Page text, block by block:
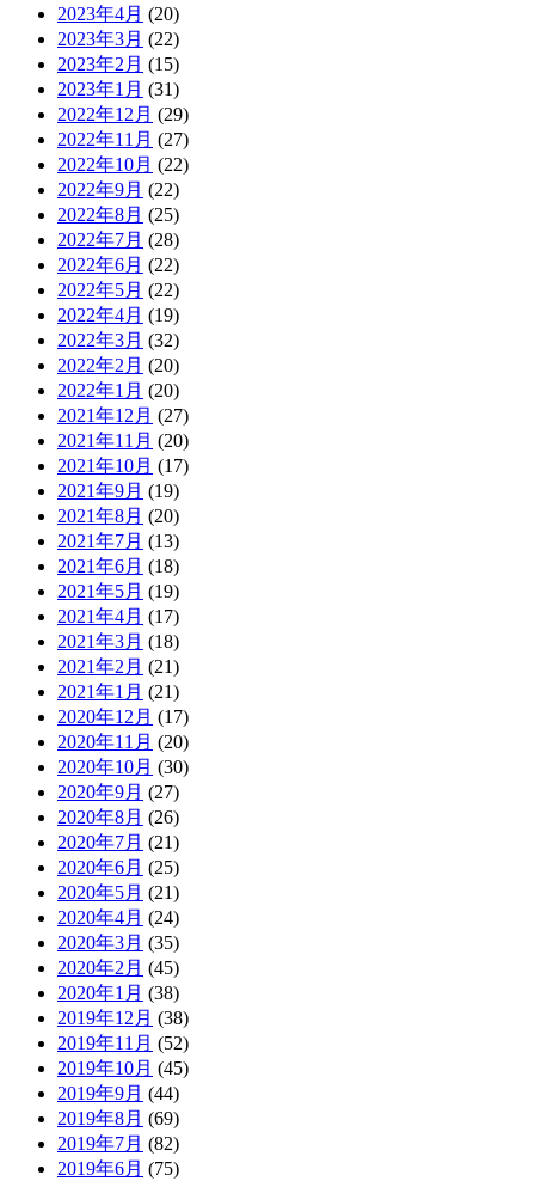
2023年4月 (20)
2023年3月 (22)
2023年2月 (15)
2023年1月 (31)
2022年12月 (29)
2022年11月 (27)
2022年10月 (22)
2022年9月 (22)
2022年8月 (25)
2022年7月 (28)
2022年6月 (22)
2022年5月 (22)
2022年4月 (19)
2022年3月 (32)
2022年2月 (20)
2022年1月 (20)
2021年12月 (27)
2021年11月 (20)
2021年10月 (17)
2021年9月 (19)
2021年8月 (20)
2021年7月 (13)
2021年6月 (18)
2021年5月 (19)
2021年4月 (17)
2021年3月 (18)
2021年2月 (21)
2021年1月 (21)
2020年12月 (17)
2020年11月 (20)
2020年10月 (30)
2020年9月 (27)
2020年8月 (26)
2020年7月 (21)
2020年6月 (25)
2020年5月 (21)
2020年4月 (24)
2020年3月 (35)
2020年2月 (45)
2020年1月 (38)
2019年12月 (38)
2019年11月 (52)
2019年10月 (45)
2019年9月 (44)
2019年8月 (69)
2019年7月 (82)
2019年6月 (75)